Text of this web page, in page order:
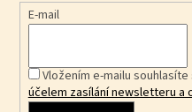
E-mail
Vložením e-mailu
účelem zasílání newsletteru a